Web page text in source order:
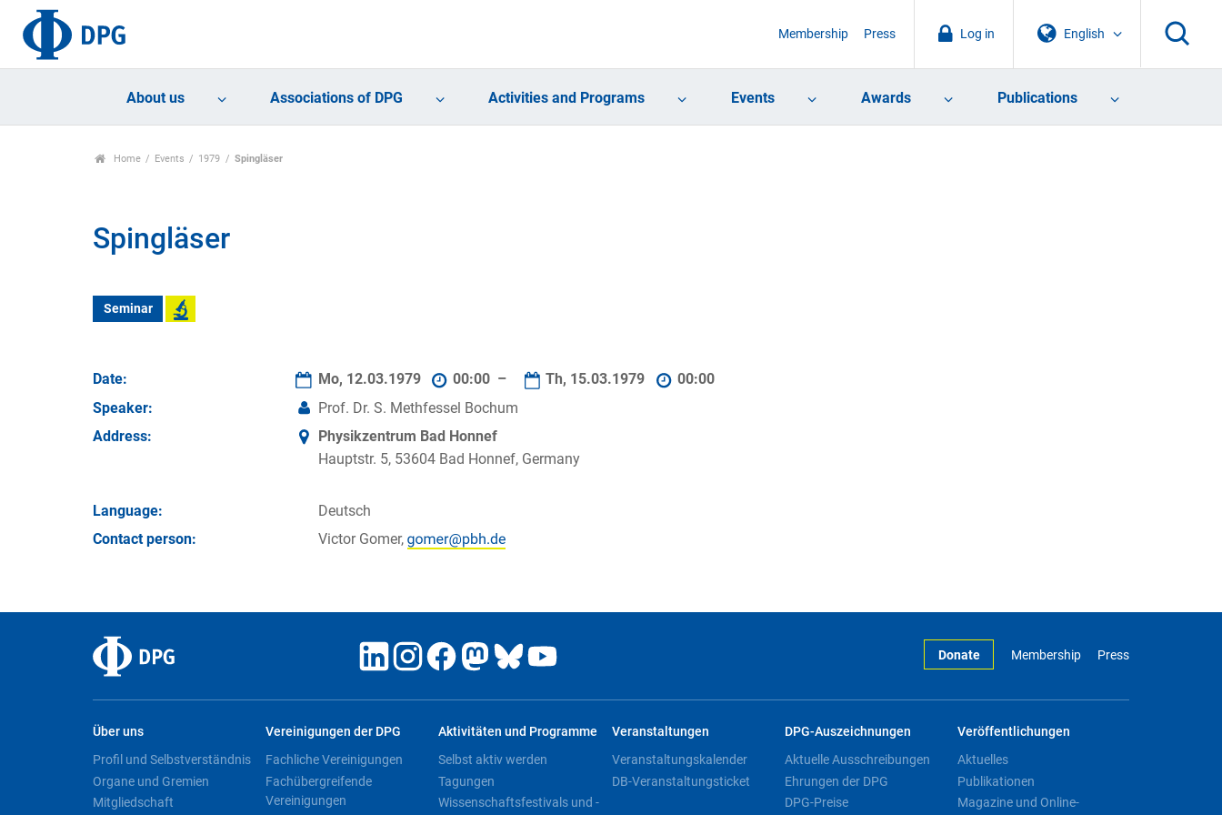
English
Log in
Membership Press
About us Associations of DPG Activities and Programs Events Awards Publications
Home Events 1979 Spingläser
Spingläser
Seminar
Date: Mo, 12.03.1979 00:00 – Th, 15.03.1979
00:00
Speaker:
Prof. Dr. S. Methfessel Bochum
Address:
Physikzentrum Bad Honnef
Hauptstr. 5, 53604 Bad Honnef, Germany
Language:
Deutsch
Contact person:
Victor Gomer,
Donate Membership Press
Über uns
Profil und Selbstverständnis
Organe und Gremien
Mitgliedschaft
Vereinigungen der DPG
Fachliche Vereinigungen
Fachübergreifende
Vereinigungen
Aktivitäten und Programme
Selbst aktiv werden
Tagungen
Wissenschaftsfestivals und -
Veranstaltungen
Veranstaltungskalender
DB-Veranstaltungsticket
DPG-Auszeichnungen
Aktuelle Ausschreibungen
Ehrungen der DPG
DPG-Preise
Veröffentlichungen
Aktuelles
Publikationen
Magazine und Online-